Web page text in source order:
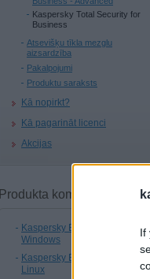
If
Kaspersky Total Security for
Business
Atsevišķu tīkla mezglu
aizsardzība
Pakalpojumi
Produktu saraksts
Kā nopirkt?
Kā pagarināt licenci
Akcijas
Produkta komponentes:
Kaspersky Endpoint Security
Windows
Kaspersky Endpoint Security
Linux